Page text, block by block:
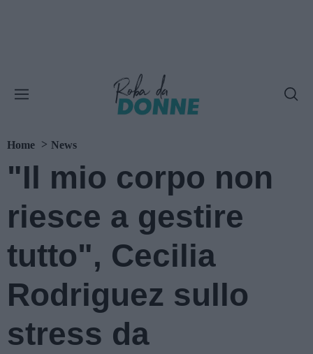
Home News
"Il mio corpo non
riesce a gestire
tutto", Cecilia
Rodriguez sullo
stress da